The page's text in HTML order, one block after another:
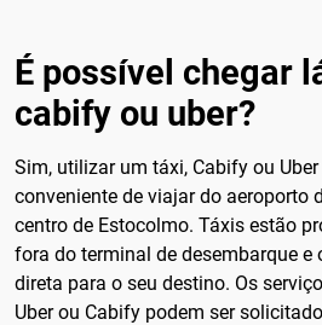
É possível chegar
cabify ou uber?
Sim, utilizar um táxi, Cabify ou
conveniente de viajar do aeroporto
centro de Estocolmo. Táxis estão
fora do terminal de desembarque e
direta para o seu destino. Os
Uber ou Cabify podem ser